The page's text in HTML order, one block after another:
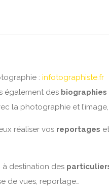
: infotographiste.fr
également des
la photographie et
réaliser vos reportages et
à destination des
de vues, reportage…